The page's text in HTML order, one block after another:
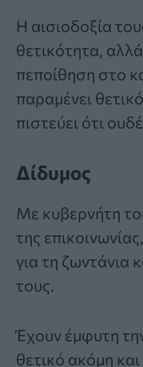
Η αισιοδοξία
θετικότητα,
πεποίθηση στο
παραμένει
πιστεύει ότι
Δίδυμος
Με κυβερνήτη
της
για τη ζωντάνια
τους.
Έχουν έμφυτη
θετικό ακόμη